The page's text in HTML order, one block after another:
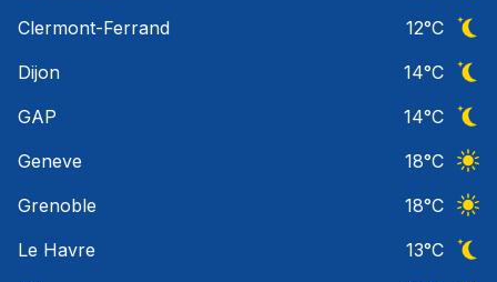
Clermont-Ferrand
12°C
Dijon
14°C
GAP
14°C
Geneve
18°C
Grenoble
18°C
Le Havre
13°C